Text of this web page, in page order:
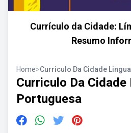
Currículo da Cidade:
Resumo
Home>Curriculo Da Cidade
Curriculo Da Cidade
Portuguesa